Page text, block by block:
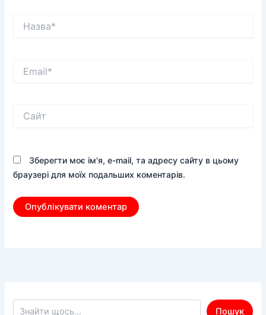
Зберегти моє ім'я, e-mail, та адресу сайту в цьому
браузері для моїх подальших коментарів.
Пошук по сайту
Пошук